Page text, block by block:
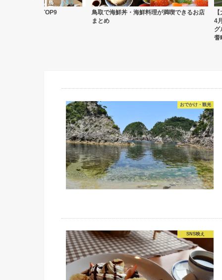
・海鮮料理が満喫できるお店
【大山まきばみるくの里】伯耆町に2026年
4月18日リニューアルオープン！大自然と
メ
おでかけ・観光
SNS映え